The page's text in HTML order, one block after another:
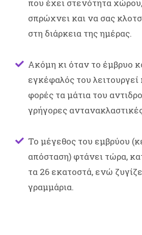
που έχει στενότητα
σπρώχνει και να σας
στη διάρκεια της ημέρας.
Ακόμη κι όταν το έμβρυο
εγκέφαλός του λειτουργεί
φορές τα μάτια του
γρήγορες
Το μέγεθος του εμβρύου
απόσταση) φτάνει τώρα,
τα 26 εκατοστά, ενώ
γραμμάρια.